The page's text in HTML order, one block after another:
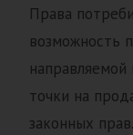
Права
возможность
точки на
законных прав.